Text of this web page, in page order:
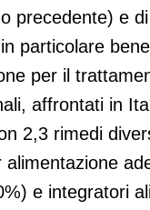
precedente) e di
particolare
per il
affrontati in
2,3 rimedi
alimentazione
e integratori